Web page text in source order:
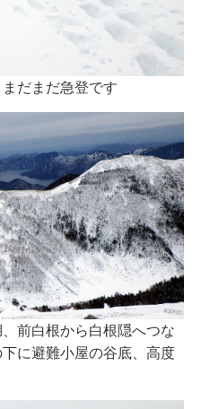
だまだ急登です
前白根から白根隠へつな
に避難小屋の谷底、高度